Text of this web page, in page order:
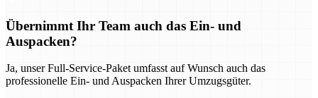
Übernimmt Ihr Team auch das Ein- und
Auspacken?
Ja, unser Full-Service-Paket umfasst auf Wunsch auch das
professionelle Ein- und Auspacken Ihrer Umzugsgüter.